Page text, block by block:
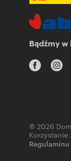
Bądźmy
© 2026
Korzystanie
Regulaminu